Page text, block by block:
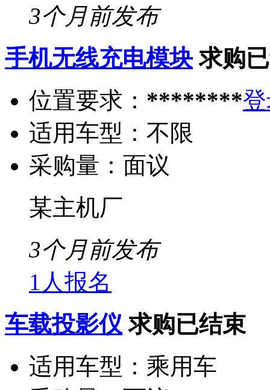
3个月前发布
手机无线充电模块 求购
位置要求： ********
适用车型： 不限
采购量： 面议
某主机厂
3个月前发布
1人报名
车载投影仪 求购已结束
适用车型： 乘用车